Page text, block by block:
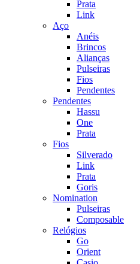
Prata
Link
Aço
Anéis
Brincos
Alianças
Pulseiras
Fios
Pendentes
Pendentes
Hassu
One
Prata
Fios
Silverado
Link
Prata
Goris
Nomination
Pulseiras
Composable
Relógios
Go
Orient